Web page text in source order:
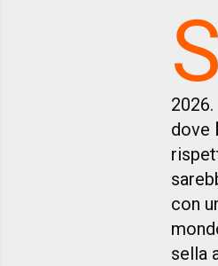
S
dove
con
sella